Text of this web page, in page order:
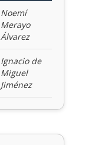
Noemí
Merayo
Álvarez
Ignacio de
Miguel
Jiménez